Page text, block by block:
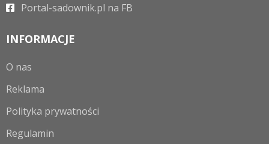
Portal-sadownik.pl na FB
INFORMACJE
O nas
Reklama
Polityka prywatności
Regulamin